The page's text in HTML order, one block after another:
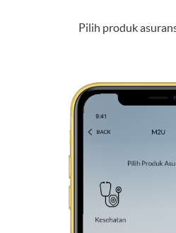
Pilih produk